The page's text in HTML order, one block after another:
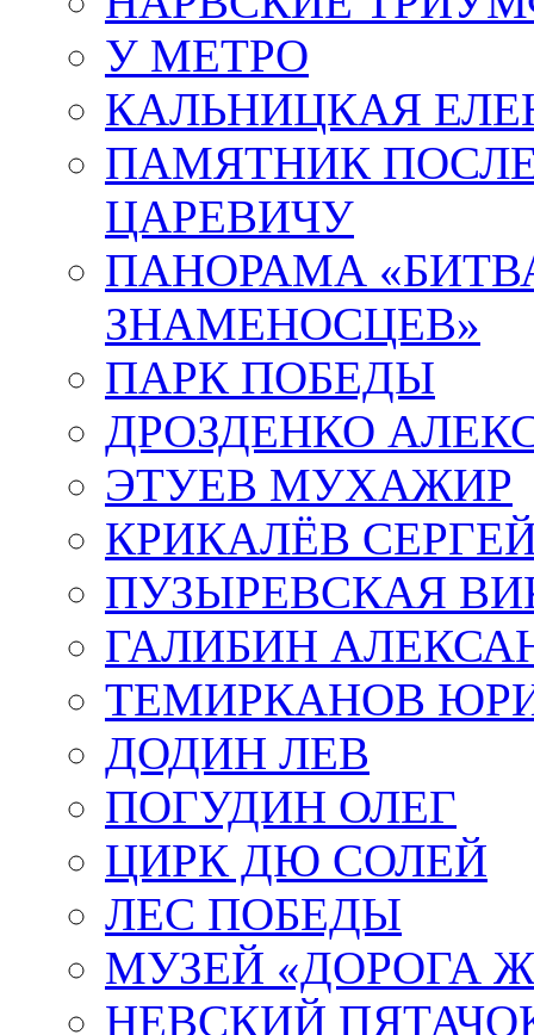
У МЕТРО
КАЛЬНИЦКАЯ
ПАМЯТНИК
ЦАРЕВИЧУ
ПАНОРАМА
ЗНАМЕНОСЦЕВ»
ПАРК ПОБЕДЫ
ДРОЗДЕНКО
ЭТУЕВ МУХАЖИР
КРИКАЛЁВ
ПУЗЫРЕВСКАЯ
ГАЛИБИН
ТЕМИРКАНОВ
ДОДИН ЛЕВ
ПОГУДИН ОЛЕГ
ЦИРК ДЮ СОЛЕЙ
ЛЕС ПОБЕДЫ
МУЗЕЙ «ДОРОГА
НЕВСКИЙ